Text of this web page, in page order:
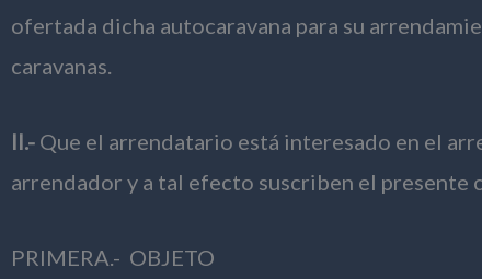
ofertada dicha autocaravana para su
caravanas.
II.- Que el arrendatario está interesado en el
arrendador y a tal efecto suscriben el
PRIMERA.- OBJETO